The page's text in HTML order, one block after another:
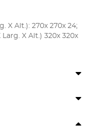
X Alt.): 270x 270x 24;
X Alt.) 320x 320x